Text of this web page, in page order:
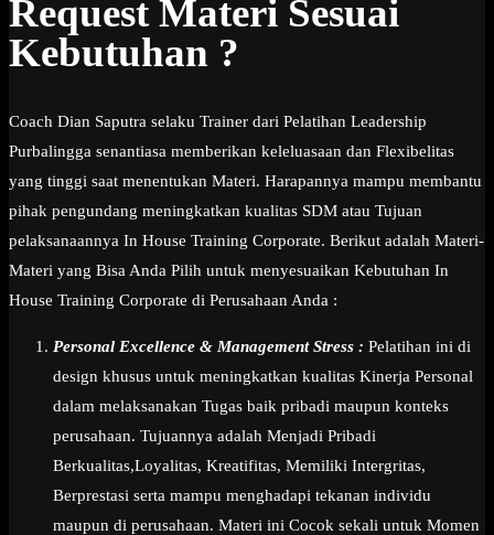
Request Materi Sesuai
Kebutuhan ?
Coach Dian Saputra selaku Trainer dari Pelatihan Leadership
Purbalingga senantiasa memberikan keleluasaan dan Flexibelitas
yang tinggi saat menentukan Materi. Harapannya mampu membantu
pihak pengundang meningkatkan kualitas SDM atau Tujuan
pelaksanaannya In House Training Corporate. Berikut adalah Materi-
Materi yang Bisa Anda Pilih untuk menyesuaikan Kebutuhan In
House Training Corporate di Perusahaan Anda :
Personal Excellence & Management Stress : Pelatihan ini di
design khusus untuk meningkatkan kualitas Kinerja Personal
dalam melaksanakan Tugas baik pribadi maupun konteks
perusahaan. Tujuannya adalah Menjadi Pribadi
Berkualitas,Loyalitas, Kreatifitas, Memiliki Intergritas,
Berprestasi serta mampu menghadapi tekanan individu
maupun di perusahaan. Materi ini Cocok sekali untuk Momen